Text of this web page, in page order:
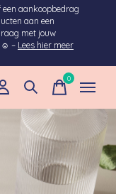
aankoopbedrag
aan een
met jouw
☺ – Lees hier meer
0items